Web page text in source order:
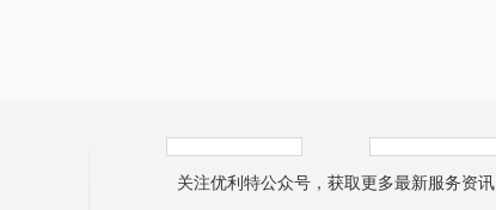
关注优利特公众号，获取更多最新服务资讯